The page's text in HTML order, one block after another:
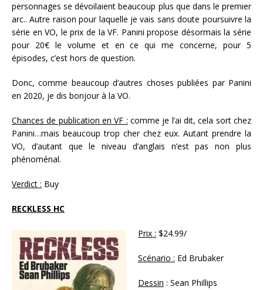
personnages se dévoilaient beaucoup plus que dans le premier
arc.. Autre raison pour laquelle je vais sans doute poursuivre la
série en VO, le prix de la VF. Panini propose désormais la série
pour 20€ le volume et en ce qui me concerne, pour 5
épisodes, c’est hors de question.
Donc, comme beaucoup d’autres choses publiées par Panini
en 2020, je dis bonjour à la VO.
Chances de publication en VF : comme je l’ai dit, cela sort chez
Panini…mais beaucoup trop cher chez eux. Autant prendre la
VO, d’autant que le niveau d’anglais n’est pas non plus
phénoménal.
Verdict : Buy
RECKLESS HC
Prix : $24.99/
Scénario : Ed Brubaker
Dessin : Sean Phillips